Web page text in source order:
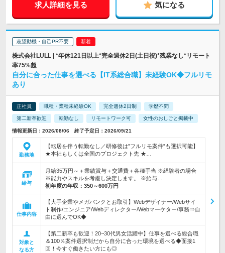
求人詳細を見る 気になる
志望動機・自己PR不要
株式会社LULL | *年休121日以上*完全週休2日(土日祝)*残業なし*リモート
率75%超
自分に合った仕事を選べる【IT系総合職】未経験OK◆フルリモ
あり
正社員 職種・業種未経験OK 完全週休2日制 学歴不問
第二新卒歓迎 転勤なし リモートワーク可 女性のおしごと掲載中
情報更新日：2026/08/06 終了予定日：2026/09/21
勤務地
【転居を伴う転勤なし／研修後は”フルリモ案件”も選択可能】
★本社もしくは全国のプロジェクト先 ★…
給与
月給35万円～＋業績賞与＋交通費＋各種手当 ※経験者の場合
※能力やスキルを考慮し決定します。 ※給与…
初年度の年収： 350～600万円
仕事内容
【大手企業やメガバンクとお取引】Webデザイナー/Webサイ
ト制作/エンジニア/Webディレクター/Webマーケター/事務⇒自
由に選んでOK◆
対象と
なる方
【第二新卒も歓迎！20~30代男女活躍中】仕事を選べる総合職
＆100％案件選択制だから自分に合った環境を選べる◆面接1
回！今すぐ働きたい方にも◎